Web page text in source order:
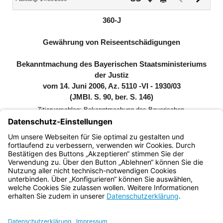
360-J
Gewährung von Reiseentschädigungen
Bekanntmachung des Bayerischen Staatsministeriums
der Justiz
vom 14. Juni 2006, Az. 5110 -VI - 1930/03
(JMBl. S. 90, ber. S. 146)
Zitiervorschlag: Bekanntmachung des Bayerischen
Staatsministeriums der Justiz über die Gewährung von
Reiseentschädigungen vom 14. Juni 2006 (JMBl. S. 90, ber.
S. 146), die zuletzt durch Bekanntmachung vom 19. Juni
2026 (BayMBl. Nr. 276) geändert worden ist
Bayern.de
BayernPortal